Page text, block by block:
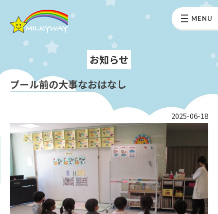
MENU
お知らせ
プール前の大事なおはなし
2025-06-18